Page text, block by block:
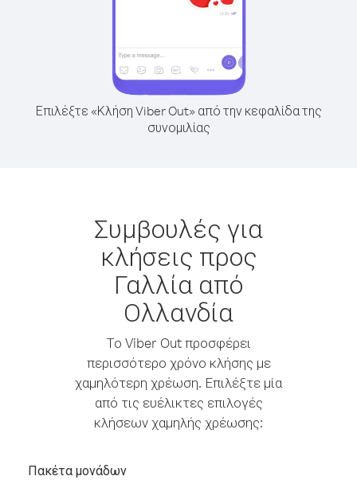
Επιλέξτε «Κλήση Viber Out» από την κεφαλίδα της
συνομιλίας
Συμβουλές για
κλήσεις προς
Γαλλία από
Ολλανδία
Το Viber Out προσφέρει
περισσότερο χρόνο κλήσης με
χαμηλότερη χρέωση. Επιλέξτε μία
από τις ευέλικτες επιλογές
κλήσεων χαμηλής χρέωσης:
Πακέτα μονάδων